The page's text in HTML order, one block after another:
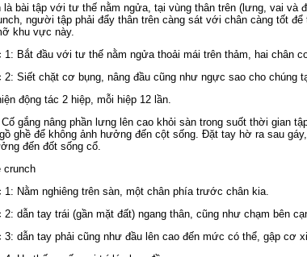
là bài tập với tư thế nằm ngửa, tại vùng thân trên (lưng, vai và
người tập phải đẩy thân trên càng sát với chân càng tốt
khu vực này.
Bắt đầu với tư thế nằm ngửa thoải mái trên thảm, hai chân
Siết chặt cơ bụng, nâng đầu cũng như ngực sao cho chúng
động tác 2 hiệp, mỗi hiệp 12 lần.
Cố gắng nâng phần lưng lên cao khỏi sàn trong suốt thời gian
ghề để không ảnh hưởng đến cột sống. Đặt tay hờ ra sau
đến đốt sống cổ.
crunch
Nằm nghiêng trên sàn, một chân phía trước chân kia.
dẫn tay trái (gần mặt đất) ngang thân, cũng như chạm bên
dẫn tay phải cũng như đầu lên cao đến mức có thể, gập cơ